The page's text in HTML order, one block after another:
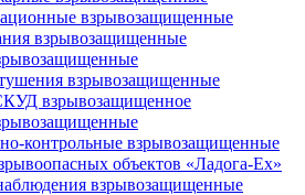
взрывозащищенные
взрывозащищенные
взрывозащищенные
взрывозащищенное
контрольные взрывозащищенные
объектов «Ладога-Ex»
взрывозащищенные